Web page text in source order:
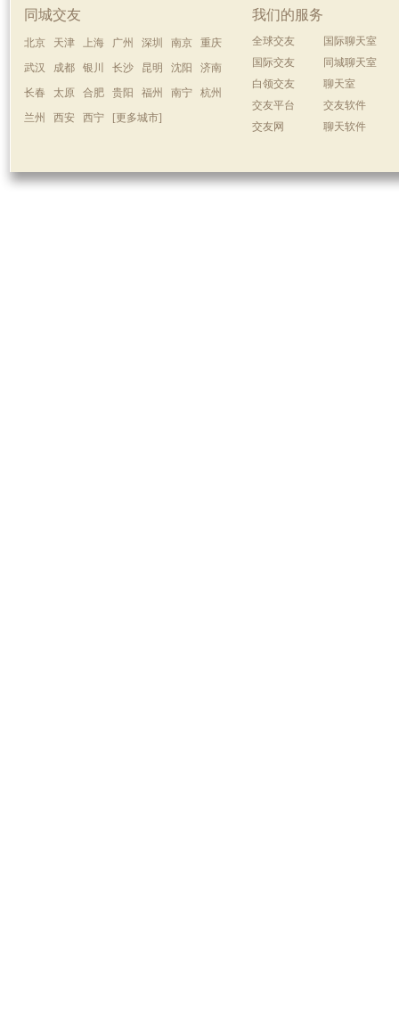
同城交友
北京 天津 上海 广州 深圳 南京
重庆
武汉
成都 银川 长沙 昆明 沈阳
济南
长春
太原 合肥 贵阳 福州 南宁
杭州
兰州
西安 西宁 [更多城市]
我们的服务
全球交友
国际交友
白领交友
交友平台
交友网
国际聊天室
同城聊天室
聊天室
交友软件
聊天软件